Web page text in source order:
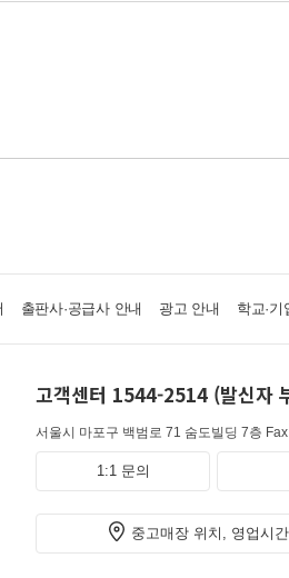
출판사·공급사 안내 광고 안내 학교·기
고객센터 1544-2514 (발신자
서울시 마포구 백범로 71 숨도빌딩 7층
1:1 문의
중고매장 위치, 영업시